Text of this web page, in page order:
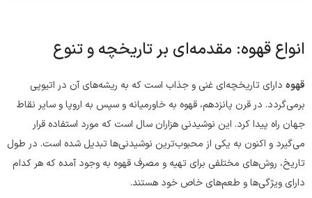
انواع قهوه: مقدمه‌ای بر تاریخچه و تنوع
قهوه دارای تاریخچه‌ای غنی و جذاب است که به ریشه‌های آن در اتیوپی
برمی‌گردد. در قرن پانزدهم، قهوه به خاورمیانه و سپس به اروپا و سایر نقاط
جهان راه پیدا کرد. این نوشیدنی هزاران سال است که مورد استفاده قرار
می‌گیرد و اکنون به یکی از محبوب‌ترین نوشیدنی‌ها تبدیل شده است. در طول
تاریخ، روش‌های مختلفی برای تهیه و مصرف قهوه به وجود آمده که هر کدام
دارای ویژگی‌ها و طعم‌های خاص خود هستند.